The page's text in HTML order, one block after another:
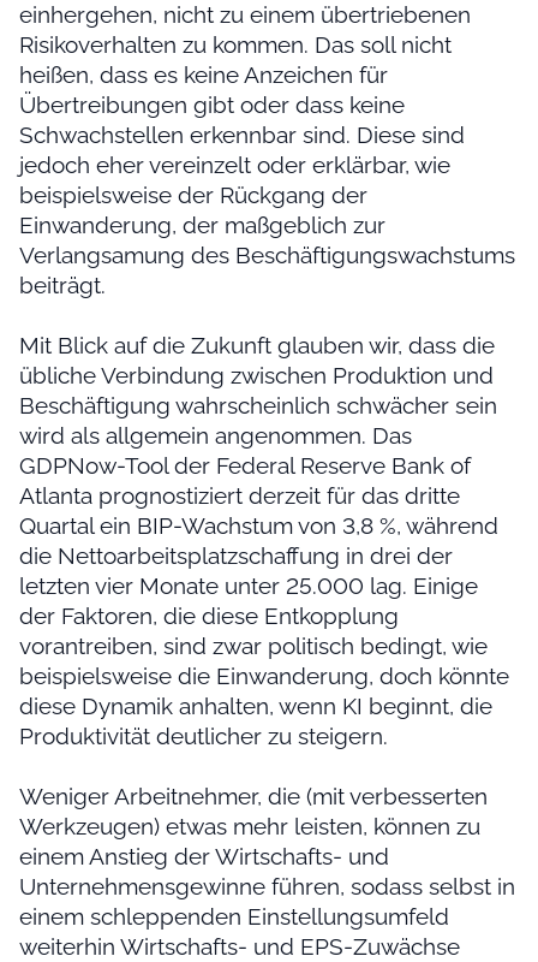
einhergehen, nicht zu einem übertriebenen
Risikoverhalten zu kommen. Das soll nicht
heißen, dass es keine Anzeichen für
Übertreibungen gibt oder dass keine
Schwachstellen erkennbar sind. Diese sind
jedoch eher vereinzelt oder erklärbar, wie
beispielsweise der Rückgang der
Einwanderung, der maßgeblich zur
Verlangsamung des Beschäftigungswachstums
beiträgt.
Mit Blick auf die Zukunft glauben wir, dass die
übliche Verbindung zwischen Produktion und
Beschäftigung wahrscheinlich schwächer sein
wird als allgemein angenommen. Das
GDPNow-Tool der Federal Reserve Bank of
Atlanta prognostiziert derzeit für das dritte
Quartal ein BIP-Wachstum von 3,8 %, während
die Nettoarbeitsplatzschaffung in drei der
letzten vier Monate unter 25.000 lag. Einige
der Faktoren, die diese Entkopplung
vorantreiben, sind zwar politisch bedingt, wie
beispielsweise die Einwanderung, doch könnte
diese Dynamik anhalten, wenn KI beginnt, die
Produktivität deutlicher zu steigern.
Weniger Arbeitnehmer, die (mit verbesserten
Werkzeugen) etwas mehr leisten, können zu
einem Anstieg der Wirtschafts- und
Unternehmensgewinne führen, sodass selbst in
einem schleppenden Einstellungsumfeld
weiterhin Wirtschafts- und EPS-Zuwächse